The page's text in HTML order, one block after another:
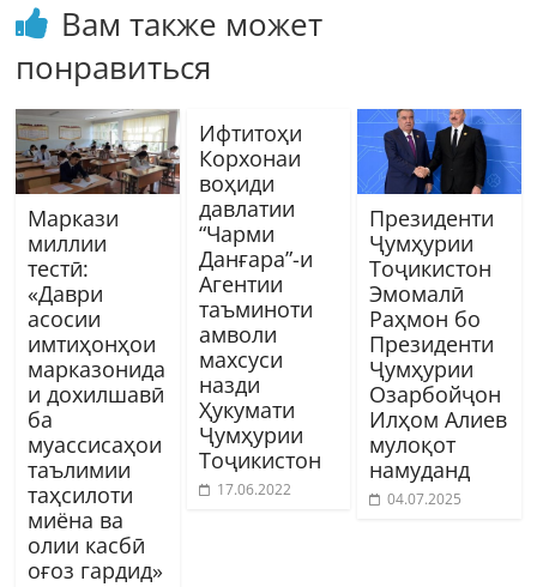
Вам также может
понравиться
Маркази
миллии
тестӣ:
«Даври
асосии
имтиҳонҳои
марказонида
и дохилшавӣ
ба
муассисаҳои
таълимии
таҳсилоти
миёна ва
олии касбӣ
оғоз гардид»
Ифтитоҳи
Корхонаи
воҳиди
давлатии
“Чарми
Данғара”-и
Агентии
таъминоти
амволи
махсуси
назди
Ҳукумати
Ҷумҳурии
Тоҷикистон
17.06.2022
Президенти
Ҷумҳурии
Тоҷикистон
Эмомалӣ
Раҳмон бо
Президенти
Ҷумҳурии
Озарбойҷон
Илҳом Алиев
мулоқот
намуданд
04.07.2025